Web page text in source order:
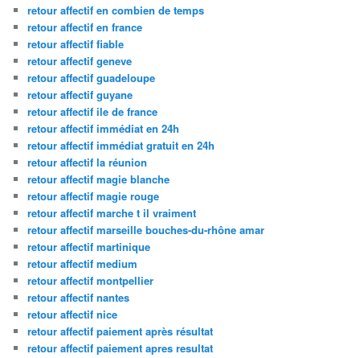
retour affectif en combien de temps
retour affectif en france
retour affectif fiable
retour affectif geneve
retour affectif guadeloupe
retour affectif guyane
retour affectif ile de france
retour affectif immédiat en 24h
retour affectif immédiat gratuit en 24h
retour affectif la réunion
retour affectif magie blanche
retour affectif magie rouge
retour affectif marche t il vraiment
retour affectif marseille bouches-du-rhône amar
retour affectif martinique
retour affectif medium
retour affectif montpellier
retour affectif nantes
retour affectif nice
retour affectif paiement après résultat
retour affectif paiement apres resultat